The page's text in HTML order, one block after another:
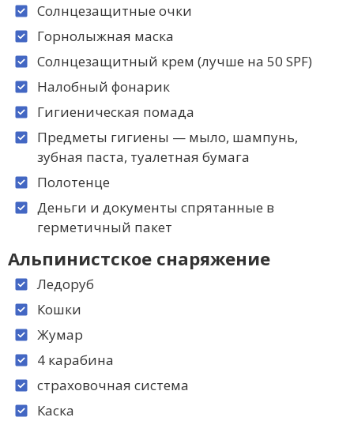
Солнцезащитные очки
Горнолыжная маска
Солнцезащитный крем (лучше на 50 SPF)
Налобный фонарик
Гигиеническая помада
Предметы гигиены — мыло, шампунь,
зубная паста, туалетная бумага
Полотенце
Деньги и документы спрятанные в
герметичный пакет
Альпинистское снаряжение
Ледоруб
Кошки
Жумар
4 карабина
страховочная система
Каска